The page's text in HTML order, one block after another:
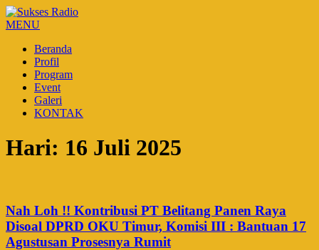
MENU
Beranda
Profil
Program
Event
Galeri
KONTAK
Hari: 16 Juli 2025
Nah Loh !! Kontribusi PT Belitang Panen Raya
Disoal DPRD OKU Timur, Komisi III : Bantuan 17
Agustusan Prosesnya Rumit